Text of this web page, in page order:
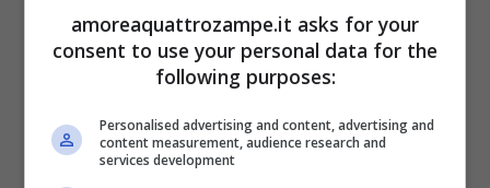
Rinotracheite: malattia causata dal virus
Felid Herpes, che provoca nei casi meno
gravi spossatezza e depressione e
secrezioni dal naso e dagli occhi. Nei casi
amoreaquattrozampe.it asks for your
consent to use your personal data for the
following purposes:
Personalised advertising and content, advertising and
content measurement, audience research and
services development